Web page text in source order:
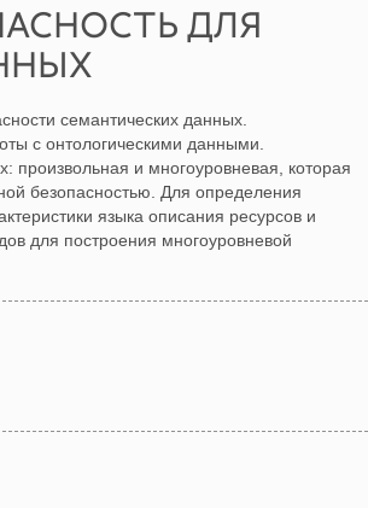
ДЛЯ
семантических данных.
с онтологическими данными.
произвольная и многоуровневая, которая
безопасностью. Для определения
языка описания ресурсов и
для построения многоуровневой